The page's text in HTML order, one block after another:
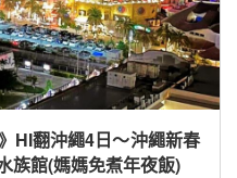
HI翻沖繩4日～沖繩新春
族館(媽媽免煮年夜飯)